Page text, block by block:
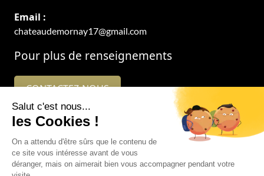
Email :
chateaudemornay17@gmail.com
Pour plus de renseignements
CONTACTEZ-NOUS
Suivez-nous sur
Mentions légales
Plan du site